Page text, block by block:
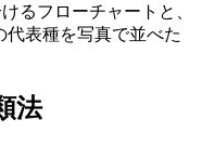
るフローチャートと、
代表種を写真で並べた
法